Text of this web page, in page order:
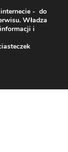
Menu
- do
Władza
i